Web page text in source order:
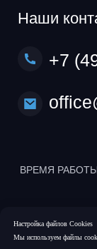
Настройка файлов Cookies
Мы используем файлы